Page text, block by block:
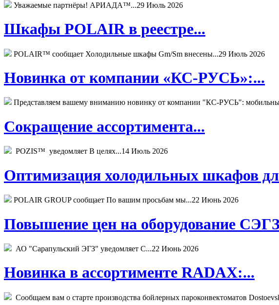
Уважаемые партнёры! АРИАДА™...29 Июль 2026
Шкафы POLAIR в реестре...
POLAIR™ сообщает Холодильные шкафы Gm/Sm внесены...29 Июль 2026
Новинка от компании «КС-РУСЬ»:...
Представляем вашему вниманию новинку от компании "КС-РУСЬ":
Сокращение ассортимента...
POZIS™ уведомляет В целях...14 Июль 2026
Оптимизация холодильных шкафов
POLAIR GROUP сообщает По вашим просьбам мы...22 Июнь 2026
Повышение цен на оборудование
АО "Сарапульский ЭГЗ" уведомляет С...22 Июнь 2026
Новинка в ассортименте RADAX:...
Сообщаем вам о старте производства бойлерных пароконвектоматов